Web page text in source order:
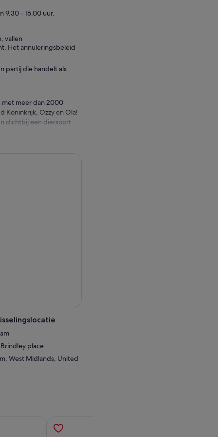
9.30 - 16.00 uur.
vallen
Het annuleringsbeleid
partij die handelt als
met meer dan 2000
Koninkrijk, Ozzy en Ola!
dichtbij een diersoort
place
West Midlands, United